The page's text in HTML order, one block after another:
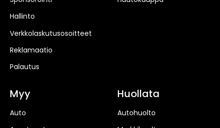
Hallinto
Verkkolaskutusosoitteet
Reklamaatio
Palautus
Myy
Auto
Huollata
Autohuolto